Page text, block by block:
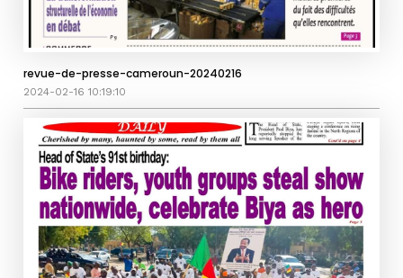
revue-de-presse-cameroun-20240216
2024-02-16 10:19:10